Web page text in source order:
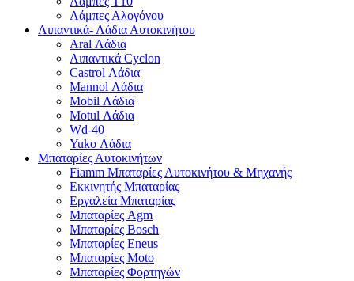
Λάμπες Αλογόνου
Λιπαντικά- Λάδια Αυτοκινήτου
Aral Λάδια
Λιπαντικά Cyclon
Castrol Λάδια
Mannol Λάδια
Mobil Λάδια
Motul Λάδια
Wd-40
Yuko Λάδια
Μπαταρίες Αυτοκινήτων
Fiamm Μπαταρίες Αυτοκινήτου & Μηχανής
Εκκινητής Μπαταρίας
Εργαλεία Μπαταρίας
Μπαταρίες Agm
Μπαταρίες Bosch
Μπαταρίες Eneus
Μπαταρίες Moto
Μπαταρίες Φορτηγών